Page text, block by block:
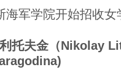
海军学院开始招收女
托夫金（Nikolay